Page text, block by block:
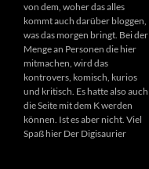
von dem, woher das alles
kommt auch darüber bloggen,
was das morgen bringt. Bei der
Menge an Personen die hier
mitmachen, wird das
kontrovers, komisch, kurios
und kritisch. Es hatte also auch
die Seite mit dem K werden
können. Ist es aber nicht. Viel
Spaß hier Der Digisaurier